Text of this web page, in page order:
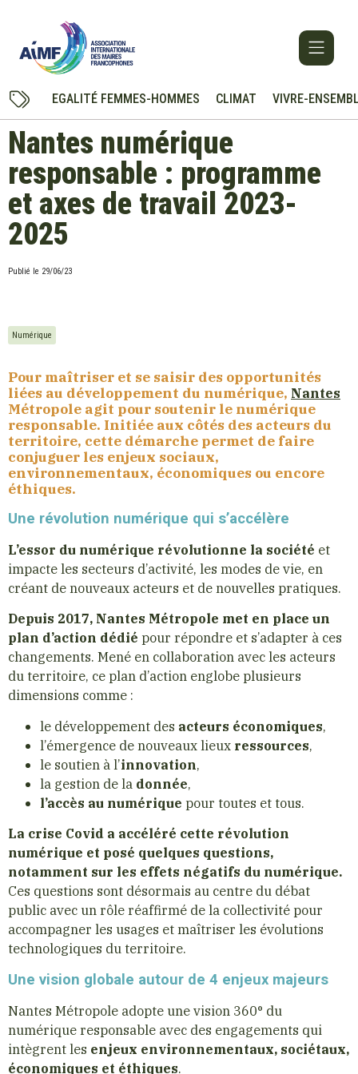
EGALITÉ FEMMES-HOMMES CLIMAT VIVRE-
Nantes numérique
responsable : programme
et axes de travail 2023-
2025
Publié le 29/06/23
Numérique
Pour maîtriser et se saisir des opportunités
liées au développement du numérique, Nantes
Métropole agit pour soutenir le numérique
responsable. Initiée aux côtés des acteurs du
territoire, cette démarche permet de faire
conjuguer les enjeux sociaux,
environnementaux, économiques ou encore
éthiques.
Une révolution numérique qui s’accélère
L’essor du numérique révolutionne la société et
impacte les secteurs d’activité, les modes de vie, en
créant de nouveaux acteurs et de nouvelles pratiques.
Depuis 2017, Nantes Métropole met en place un
plan d’action dédié pour répondre et s’adapter à ces
changements. Mené en collaboration avec les acteurs
du territoire, ce plan d’action englobe plusieurs
dimensions comme :
le développement des acteurs économiques,
l’émergence de nouveaux lieux ressources,
le soutien à l’innovation,
la gestion de la donnée,
l’accès au numérique pour toutes et tous.
La crise Covid a accéléré cette révolution
numérique et posé quelques questions,
notamment sur les effets négatifs du numérique.
Ces questions sont désormais au centre du débat
public avec un rôle réaffirmé de la collectivité pour
accompagner les usages et maîtriser les évolutions
technologiques du territoire.
Une vision globale autour de 4 enjeux majeurs
Nantes Métropole adopte une vision 360° du
numérique responsable avec des engagements qui
intègrent les enjeux environnementaux, sociétaux,
économiques et éthiques.